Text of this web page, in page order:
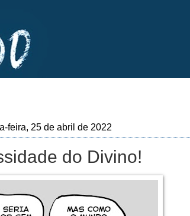
feira, 25 de abril de 2022
do Divino!